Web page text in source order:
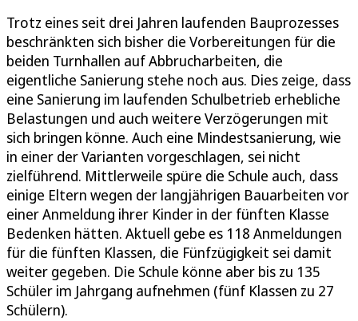
Trotz eines seit drei Jahren laufenden Bauprozesses
beschränkten sich bisher die Vorbereitungen für die
beiden Turnhallen auf Abbrucharbeiten, die
eigentliche Sanierung stehe noch aus. Dies zeige, dass
eine Sanierung im laufenden Schulbetrieb erhebliche
Belastungen und auch weitere Verzögerungen mit
sich bringen könne. Auch eine Mindestsanierung, wie
in einer der Varianten vorgeschlagen, sei nicht
zielführend. Mittlerweile spüre die Schule auch, dass
einige Eltern wegen der langjährigen Bauarbeiten vor
einer Anmeldung ihrer Kinder in der fünften Klasse
Bedenken hätten. Aktuell gebe es 118 Anmeldungen
für die fünften Klassen, die Fünfzügigkeit sei damit
weiter gegeben. Die Schule könne aber bis zu 135
Schüler im Jahrgang aufnehmen (fünf Klassen zu 27
Schülern).